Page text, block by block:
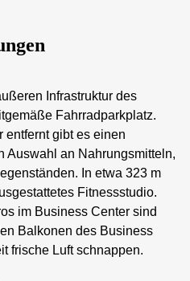
Infrastruktur des
Fahrradparkplatz.
entfernt gibt es einen
Auswahl an Nahrungsmitteln,
In etwa 323 m
Fitnessstudio.
im Business Center sind
Balkonen des Business
frische Luft schnappen.